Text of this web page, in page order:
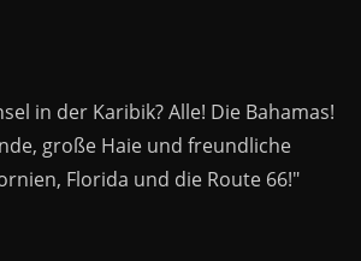
in der Karibik? Alle! Die Bahamas!
große Haie und freundliche
Florida und die Route 66!"